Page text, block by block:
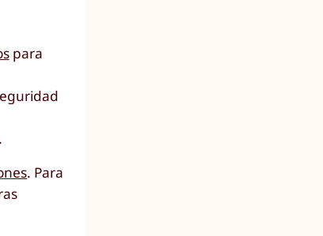
para
. Para